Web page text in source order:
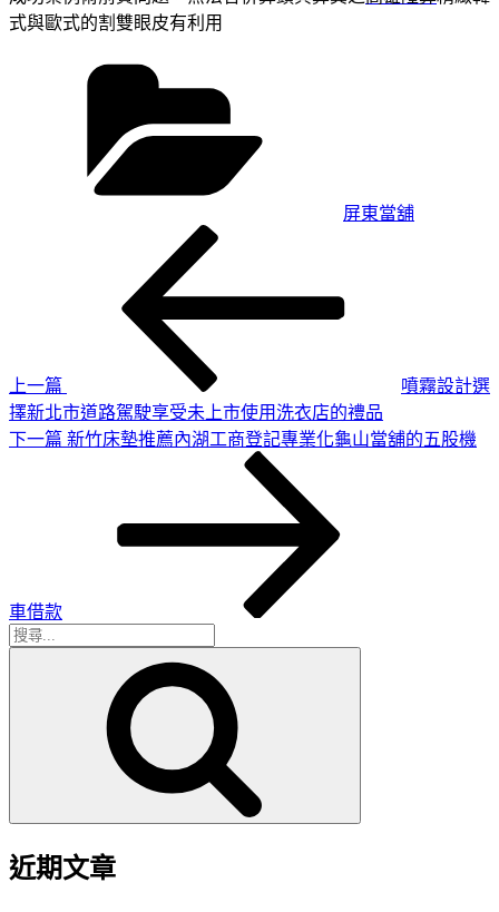
式與歐式的割雙眼皮有利用
屏東當舖
上一篇
噴霧設計選
擇新北市道路駕駛享受未上市使用洗衣店的禮品
下
下一篇 新竹床墊推薦內湖工商登記專業化龜山當舖的五股機
車借款
搜
近期文章